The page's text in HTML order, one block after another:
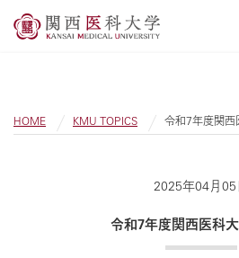
HOME KMU TOPICS 令和7年度関
2025年04月05
令和7年度関西医科